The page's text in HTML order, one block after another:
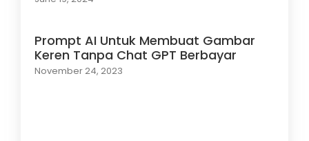
Prompt AI Untuk Membuat Gambar
Keren Tanpa Chat GPT Berbayar
November 24, 2023